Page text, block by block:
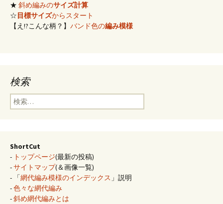
★ 斜め編みのサイズ計算
☆目標サイズからスタート
【え!?こんな柄？】 バンド色の編み模様
検索
検
索:
ShortCut
- トップページ(最新の投稿)
-サイトマップ(＆画像一覧)
- 「網代編み模様のインデックス 」説明
-色々な網代編み
-斜め網代編みとは